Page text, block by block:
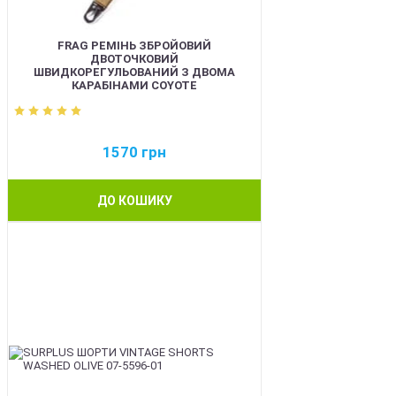
FRAG РЕМІНЬ ЗБРОЙОВИЙ
ДВОТОЧКОВИЙ
ШВИДКОРЕГУЛЬОВАНИЙ З ДВОМА
КАРАБІНАМИ COYOTE
1570 грн
ДО КОШИКУ